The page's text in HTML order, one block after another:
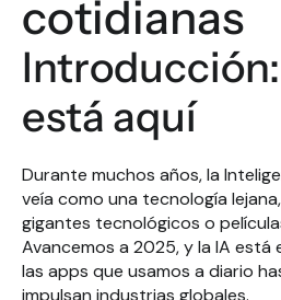
cotidianas
Introducción:
está aquí
Durante muchos años, la
veía como una tecnología
gigantes tecnológicos o
Avancemos a 2025, y la IA
las apps que usamos a diario
impulsan industrias globales.